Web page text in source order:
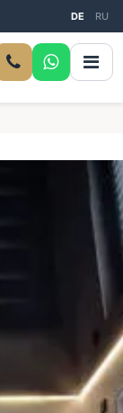
DE RU